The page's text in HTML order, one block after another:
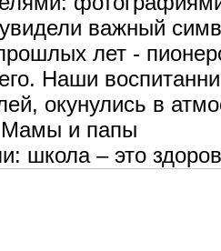
важный
лет -
Наши
окунулись в
Мамы и папы
школа – это